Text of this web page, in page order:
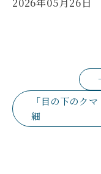
2026年05月26日
「目の下のク
細